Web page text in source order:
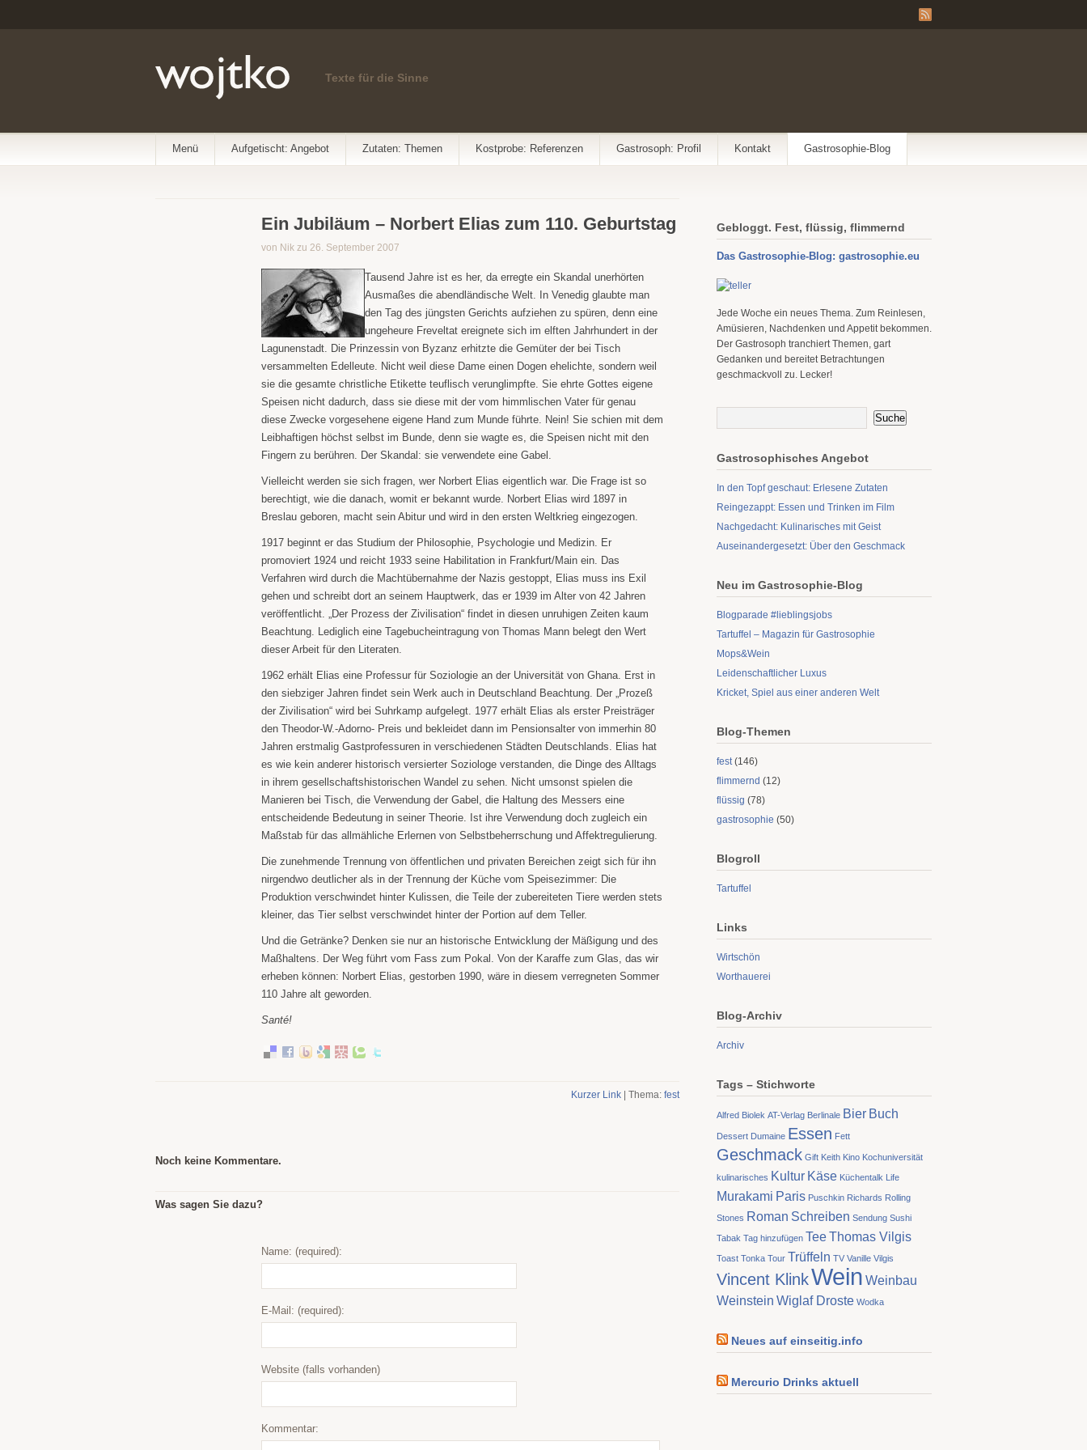
Texte für die Sinne
Menü Aufgetischt: Angebot Zutaten: Themen Kostprobe: Referenzen Gastrosoph: Profil Kontakt Gastrosophie-Blog
Ein Jubiläum – Norbert Elias zum 110. Geburtstag
von Nik zu 26. September 2007
Tausend Jahre ist es her, da erregte ein Skandal unerhörten
Ausmaßes die abendländische Welt. In Venedig glaubte man
den Tag des jüngsten Gerichts aufziehen zu spüren, denn eine
ungeheure Freveltat ereignete sich im elften Jahrhundert in der
Lagunenstadt. Die Prinzessin von Byzanz erhitzte die Gemüter der bei Tisch
versammelten Edelleute. Nicht weil diese Dame einen Dogen ehelichte, sondern weil
sie die gesamte christliche Etikette teuflisch verunglimpfte. Sie ehrte Gottes eigene
Speisen nicht dadurch, dass sie diese mit der vom himmlischen Vater für genau
diese Zwecke vorgesehene eigene Hand zum Munde führte. Nein! Sie schien mit dem
Leibhaftigen höchst selbst im Bunde, denn sie wagte es, die Speisen nicht mit den
Fingern zu berühren. Der Skandal: sie verwendete eine Gabel.
Vielleicht werden sie sich fragen, wer Norbert Elias eigentlich war. Die Frage ist so
berechtigt, wie die danach, womit er bekannt wurde. Norbert Elias wird 1897 in
Breslau geboren, macht sein Abitur und wird in den ersten Weltkrieg eingezogen.
1917 beginnt er das Studium der Philosophie, Psychologie und Medizin. Er
promoviert 1924 und reicht 1933 seine Habilitation in Frankfurt/Main ein. Das
Verfahren wird durch die Machtübernahme der Nazis gestoppt, Elias muss ins Exil
gehen und schreibt dort an seinem Hauptwerk, das er 1939 im Alter von 42 Jahren
veröffentlicht. „Der Prozess der Zivilisation“ findet in diesen unruhigen Zeiten kaum
Beachtung. Lediglich eine Tagebucheintragung von Thomas Mann belegt den Wert
dieser Arbeit für den Literaten.
1962 erhält Elias eine Professur für Soziologie an der Universität von Ghana. Erst in
den siebziger Jahren findet sein Werk auch in Deutschland Beachtung. Der „Prozeß
der Zivilisation“ wird bei Suhrkamp aufgelegt. 1977 erhält Elias als erster Preisträger
den Theodor-W.-Adorno- Preis und bekleidet dann im Pensionsalter von immerhin 80
Jahren erstmalig Gastprofessuren in verschiedenen Städten Deutschlands. Elias hat
es wie kein anderer historisch versierter Soziologe verstanden, die Dinge des Alltags
in ihrem gesellschaftshistorischen Wandel zu sehen. Nicht umsonst spielen die
Manieren bei Tisch, die Verwendung der Gabel, die Haltung des Messers eine
entscheidende Bedeutung in seiner Theorie. Ist ihre Verwendung doch zugleich ein
Maßstab für das allmähliche Erlernen von Selbstbeherrschung und Affektregulierung.
Die zunehmende Trennung von öffentlichen und privaten Bereichen zeigt sich für ihn
nirgendwo deutlicher als in der Trennung der Küche vom Speisezimmer: Die
Produktion verschwindet hinter Kulissen, die Teile der zubereiteten Tiere werden stets
kleiner, das Tier selbst verschwindet hinter der Portion auf dem Teller.
Und die Getränke? Denken sie nur an historische Entwicklung der Mäßigung und des
Maßhaltens. Der Weg führt vom Fass zum Pokal. Von der Karaffe zum Glas, das wir
erheben können: Norbert Elias, gestorben 1990, wäre in diesem verregneten Sommer
110 Jahre alt geworden.
Santé!
Kurzer Link | Thema: fest
Noch keine Kommentare.
Was sagen Sie dazu?
Name: (required):
E-Mail: (required):
Website (falls vorhanden)
Kommentar:
Gebloggt. Fest, flüssig, flimmernd
Das Gastrosophie-Blog: gastrosophie.eu
Jede Woche ein neues Thema. Zum Reinlesen,
Amüsieren, Nachdenken und Appetit bekommen.
Der Gastrosoph tranchiert Themen, gart
Gedanken und bereitet Betrachtungen
geschmackvoll zu. Lecker!
Gastrosophisches Angebot
In den Topf geschaut: Erlesene Zutaten
Reingezappt: Essen und Trinken im Film
Nachgedacht: Kulinarisches mit Geist
Auseinandergesetzt: Über den Geschmack
Neu im Gastrosophie-Blog
Blogparade #lieblingsjobs
Tartuffel – Magazin für Gastrosophie
Mops&Wein
Leidenschaftlicher Luxus
Kricket, Spiel aus einer anderen Welt
Blog-Themen
fest(146)
flimmernd (12)
flüssig (78)
gastrosophie (50)
Blogroll
Tartuffel
Links
Wirtschön
Worthauerei
Blog-Archiv
Archiv
Tags – Stichworte
Alfred Biolek AT-Verlag Berlinale Bier Buch
Dessert Dumaine Essen Fett
Geschmack Gift Keith Kino Kochuniversität
kulinarisches Kultur Käse Küchentalk Life
Murakami Paris Puschkin Richards Rolling
Stones Roman Schreiben Sendung Sushi
Tabak Tag hinzufügen TeeThomas Vilgis
Toast Tonka Tour Trüffeln TV Vanille Vilgis
Vincent KlinkWein Weinbau
Weinstein Wiglaf Droste Wodka
Neues auf einseitig.info
Mercurio Drinks aktuell